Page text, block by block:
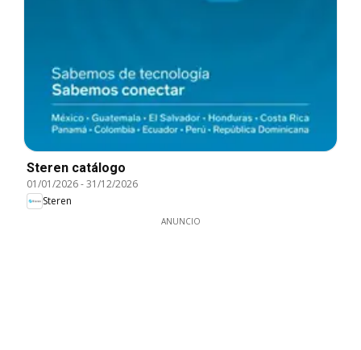
Steren catálogo
01/01/2026-31/12/2026
Steren
ANUNCIO